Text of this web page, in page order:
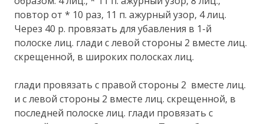
повтор от * 10 раз, 11 п. ажурный узор, 4 лиц.
Через 40 р. провязать для убавления в 1-й
полоске лиц. глади с левой стороны 2 вместе лиц.
скрещенной, в широких полосках лиц.
глади провязать с правой стороны 2 вместе лиц.
и с левой стороны 2 вместе лиц. скрещенной, в
последней полоске лиц. глади провязать с